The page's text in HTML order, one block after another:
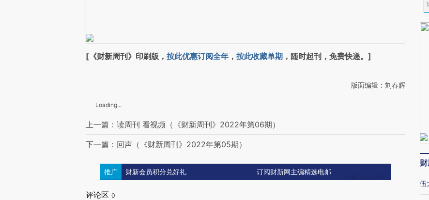
[《财新周刊》印刷版， 按此优惠订阅全年 ， 按此收藏单期 ，随时起刊，免费快递。]
版面编辑：刘春辉
Loading...
上一篇：读周刊 看视频（《财新周刊》2022年第06期）
下一篇：回声（《财新周刊》2022年第05期）
推广 财新会员积分兑好礼 订阅财新网主编精选电邮
评论区 0
伍